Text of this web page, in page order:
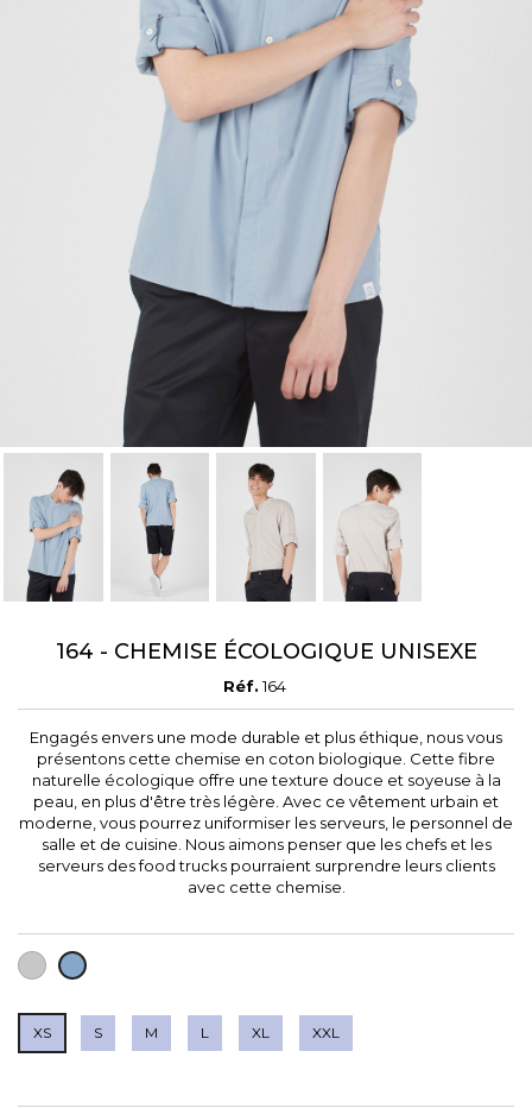
164 - CHEMISE ÉCOLOGIQUE UNISEXE
Réf. 164
Engagés envers une mode durable et plus éthique, nous vous
présentons cette chemise en coton biologique. Cette fibre
naturelle écologique offre une texture douce et soyeuse à la
peau, en plus d'être très légère. Avec ce vêtement urbain et
moderne, vous pourrez uniformiser les serveurs, le personnel de
salle et de cuisine. Nous aimons penser que les chefs et les
serveurs des food trucks pourraient surprendre leurs clients
avec cette chemise.
GRIS
CLAIR
BLEU
CIEL
XS S M L XL XXL
Annuler Créer une liste d'envies
à votre liste d'envies.
Annuler Connexion